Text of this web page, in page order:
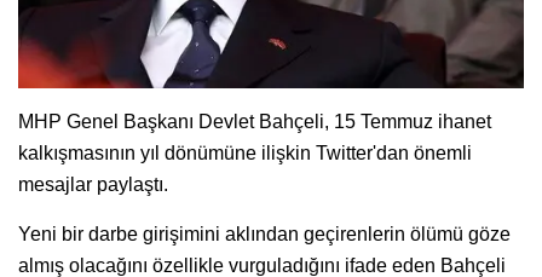
MHP Genel Başkanı Devlet Bahçeli, 15 Temmuz ihanet
kalkışmasının yıl dönümüne ilişkin Twitter'dan önemli
mesajlar paylaştı.
Yeni bir darbe girişimini aklından geçirenlerin ölümü göze
almış olacağını özellikle vurguladığını ifade eden Bahçeli